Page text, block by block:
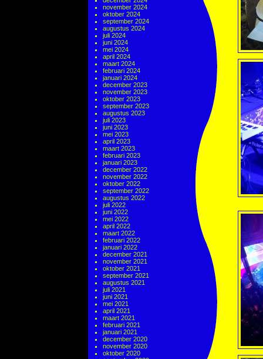
november 2024
oktober 2024
september 2024
augustus 2024
juli 2024
juni 2024
mei 2024
april 2024
maart 2024
februari 2024
januari 2024
december 2023
november 2023
oktober 2023
september 2023
augustus 2023
juli 2023
juni 2023
mei 2023
april 2023
maart 2023
februari 2023
januari 2023
december 2022
november 2022
oktober 2022
september 2022
augustus 2022
juli 2022
juni 2022
mei 2022
april 2022
maart 2022
februari 2022
januari 2022
december 2021
november 2021
oktober 2021
september 2021
augustus 2021
juli 2021
juni 2021
mei 2021
april 2021
maart 2021
februari 2021
januari 2021
december 2020
november 2020
oktober 2020